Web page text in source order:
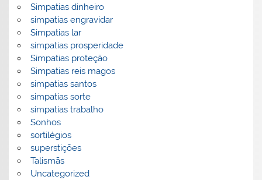
Simpatias dinheiro
simpatias engravidar
Simpatias lar
simpatias prosperidade
Simpatias proteção
Simpatias reis magos
simpatias santos
simpatias sorte
simpatias trabalho
Sonhos
sortilégios
superstições
Talismãs
Uncategorized